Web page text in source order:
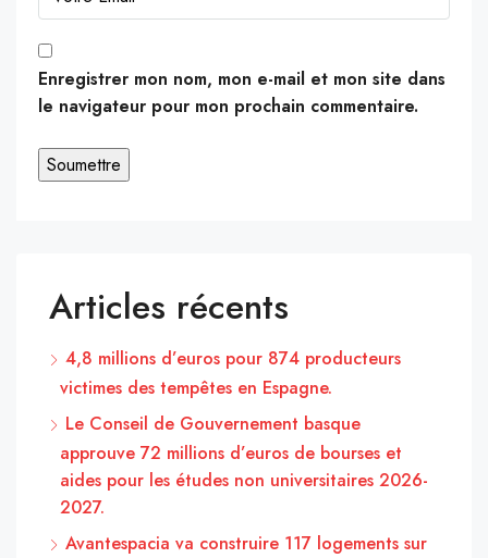
Enregistrer mon nom, mon e-mail et mon site dans
le navigateur pour mon prochain commentaire.
Articles récents
4,8 millions d’euros pour 874 producteurs
victimes des tempêtes en Espagne.
Le Conseil de Gouvernement basque
approuve 72 millions d’euros de bourses et
aides pour les études non universitaires 2026-
2027.
Avantespacia va construire 117 logements sur